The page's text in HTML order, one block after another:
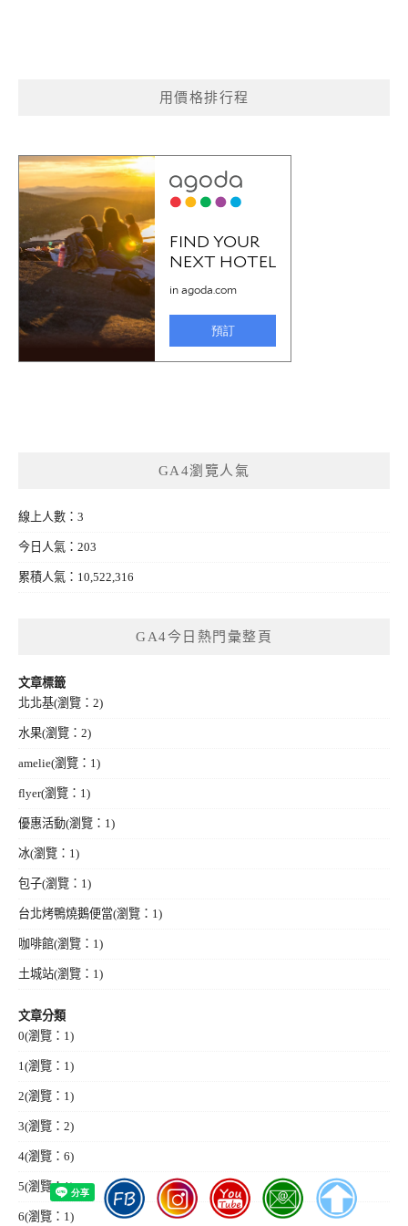
用價格排行程
GA4瀏覽人氣
線上人數：3
今日人氣：203
累積人氣：10,522,316
GA4今日熱門彙整頁
文章標籤
北北基(瀏覽：2)
水果(瀏覽：2)
amelie(瀏覽：1)
flyer(瀏覽：1)
優惠活動(瀏覽：1)
冰(瀏覽：1)
包子(瀏覽：1)
台北烤鴨燒鵝便當(瀏覽：1)
咖啡館(瀏覽：1)
土城站(瀏覽：1)
文章分類
0(瀏覽：1)
1(瀏覽：1)
2(瀏覽：1)
3(瀏覽：2)
4(瀏覽：6)
5(瀏覽：1)
6(瀏覽：1)